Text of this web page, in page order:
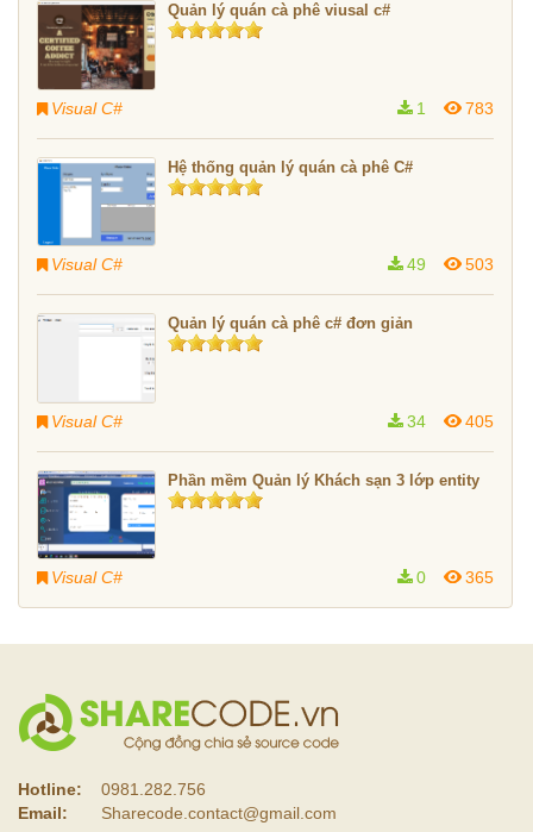
Quản lý quán cà phê viusal c#
Visual C# 783
1
Hệ thống quản lý quán cà phê C#
Visual C# 503
49
Quản lý quán cà phê c# đơn giản
Visual C# 405
34
Phần mềm Quản lý Khách sạn 3 lớp entity
Visual C# 365
0
Hotline:
0981.282.756
Email:
Sharecode.contact@gmail.com